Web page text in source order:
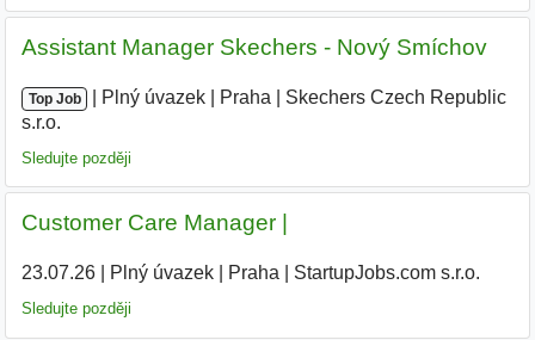
Assistant Manager Skechers - Nový Smíchov
Top Job Plný úvazek Praha
Skechers Czech Republic
s.r.o.
Sledujte později
Customer Care Manager |
23.07.26| Plný úvazek| Praha StartupJobs.com s.r.o.
Sledujte později